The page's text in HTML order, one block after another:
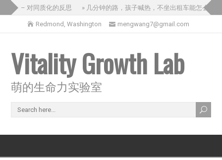
– 对同质化的反思 » 几分钟的路，孩子喊热，不坐出租车能怎么办？
Redmond, Washington mengwang7@gmail.com
Vitality Growth Lab
萌的生命力实验室